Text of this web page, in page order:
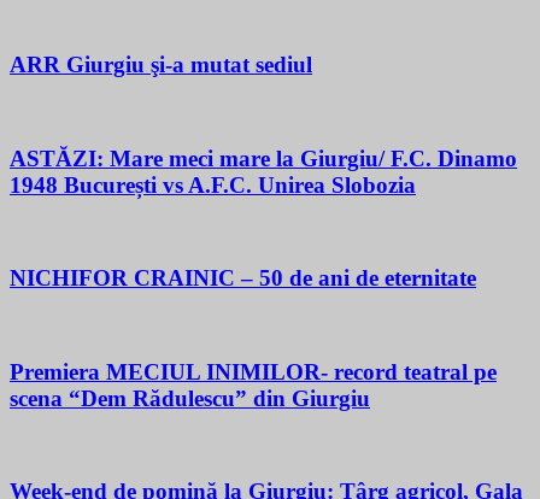
ARR Giurgiu şi-a mutat sediul
ASTĂZI: Mare meci mare la Giurgiu/ F.C. Dinamo
1948 București vs A.F.C. Unirea Slobozia
NICHIFOR CRAINIC – 50 de ani de eternitate
Premiera MECIUL INIMILOR- record teatral pe
scena “Dem Rădulescu” din Giurgiu
Week-end de pomină la Giurgiu: Târg agricol, Gala